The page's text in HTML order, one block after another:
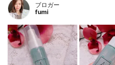
ブロガー
fumi